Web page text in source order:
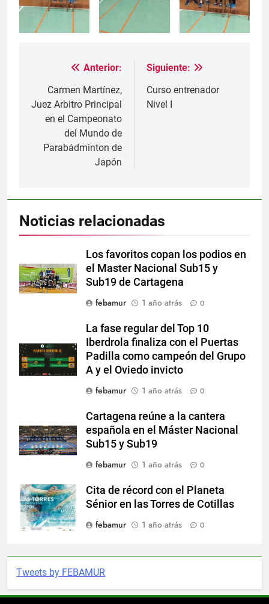
Navegación
entradas
Anterior:
Carmen Martínez,
Juez Arbitro Principal
en el Campeonato
del Mundo de
Parabádminton de
Japón
Siguiente:
Curso entrenador
Nivel I
Noticias relacionadas
Los favoritos copan los podios en
el Master Nacional Sub15 y
Sub19 de Cartagena
febamur
1 año atrás 0
La fase regular del Top 10
Iberdrola finaliza con el Puertas
Padilla como campeón del Grupo
A y el Oviedo invicto
febamur
1 año atrás 0
Cartagena reúne a la cantera
española en el Máster Nacional
Sub15 y Sub19
febamur
1 año atrás 0
Cita de récord con el Planeta
Sénior en las Torres de Cotillas
febamur
1 año atrás 0
Tweets by FEBAMUR